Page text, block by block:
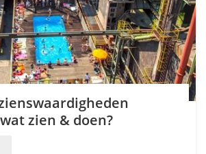
zien & doen?